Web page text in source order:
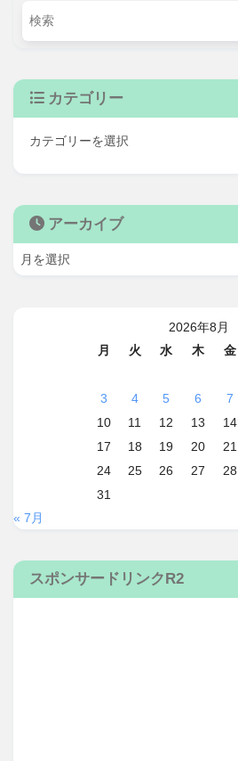
カテゴリー
アーカイブ
2026年8月
月
火 水 木 金
3
4 5 6 7
10
11 12 13 14
17
18 19 20 21
24
25 26 27 28
31
« 7月
スポンサードリンクR2